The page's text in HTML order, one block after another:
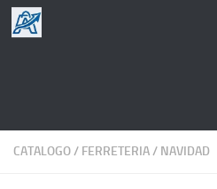
Saltar al contenido
CATALOGO/ FERRETERIA/ NAVIDAD